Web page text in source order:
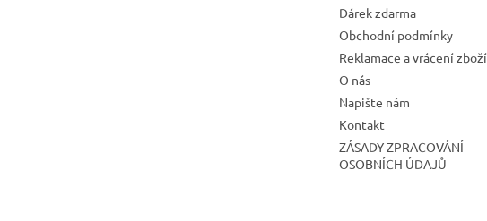
Dárek zdarma
Obchodní podmínky
Reklamace a vrácení zboží
O nás
Napište nám
Kontakt
ZÁSADY ZPRACOVÁNÍ
OSOBNÍCH ÚDAJŮ